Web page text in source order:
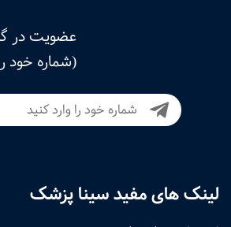
عضویت در
(شماره خود
لینک های مفید سینا پزشک